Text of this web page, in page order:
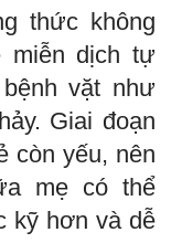
thức không
miễn dịch tự
vặt như
Giai đoạn
còn yếu, nên
mẹ có thể
kỹ hơn và dễ